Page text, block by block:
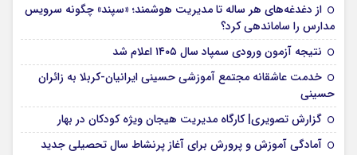
از دغدغه‌های هر ساله تا مدیریت هوشمند؛ «سپند» چگونه سرویس
مدارس را ساماندهی کرد؟
نتیجه آزمون ورودی سمپاد سال ۱۴۰۵ اعلام شد
خدمت عاشقانه مجتمع آموزشی‌ حسینی ایرانیان-کربلا به زائران
حسینی
گزارش تصویری| کارگاه مدیریت هیجان ویژه کودکان در بهار
آمادگی آموزش و پرورش برای آغاز پرنشاط سال تحصیلی جدید